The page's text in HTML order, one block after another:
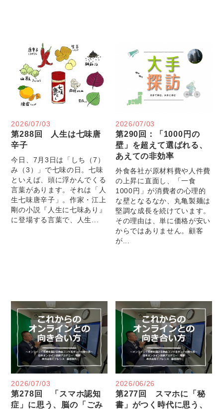
2026/07/03
第288回 人生は七味唐
辛子
今日、7月3日は「しち（7）
み（3）」で七味の日。七味
といえば、頭に浮かんでくる
言葉があります。それは「人
生七味唐辛子」。作家・江上
剛の小説『人生に七味あり』
に登場する言葉で、人生...
2026/07/03
第290回：「1000円の
壁」を超えて選ばれる、
あえての非効率
外食各社が原材料費や人件費
の上昇に直面し、「一食
1000円」が消費者の心理的
な壁となるなか、丸亀製麺は
堅調な成長を続けています。
その理由は、単に価格が安い
からではありません。顧客
が...
2026/07/03
第278回 「スマホ認知
症」に思う、脳の「ごみ
2026/06/26
第277回 スマホに「秘
書」がつく時代に思う、